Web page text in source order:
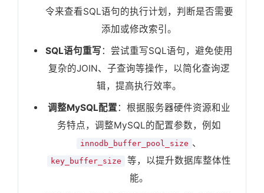
令来查看SQL语句的执行计划，判断是否需要
添加或修改索引。
SQL语句重写：尝试重写SQL语句，避免使用
复杂的JOIN、子查询等操作，以简化查询逻
辑，提高执行效率。
调整MySQL配置：根据服务器硬件资源和业
务特点，调整MySQL的配置参数，例如
innodb_buffer_pool_size 、
key_buffer_size
等，以提升数据库整体性
能。